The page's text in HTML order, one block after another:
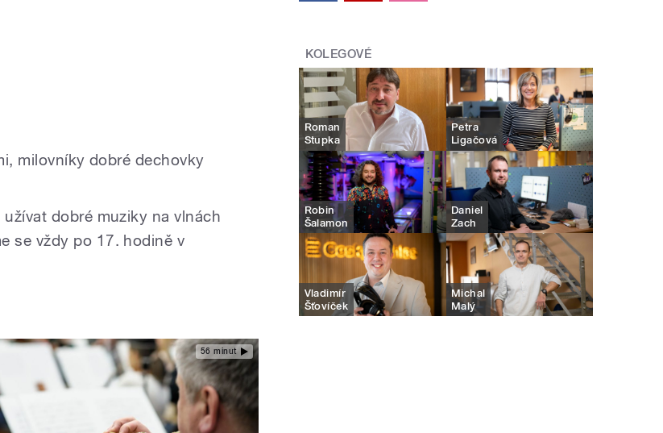
milovníky dobré dechovky
dobré muziky na vlnách
se vždy po 17. hodině v
56 minut
KOLEGOVÉ
Roman
Stupka
Petra
Ligačová
Robin
Šalamon
Daniel
Zach
Vladimír
Šťovíček
Michal
Malý